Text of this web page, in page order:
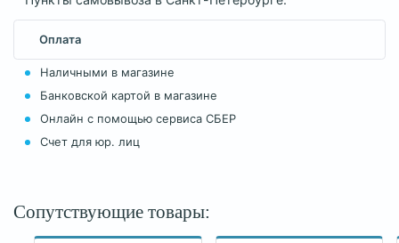
Оплата
Наличными в магазине
Банковской картой в магазине
Онлайн с помощью сервиса СБЕР
Счет для юр. лиц
Сопутствующие товары: